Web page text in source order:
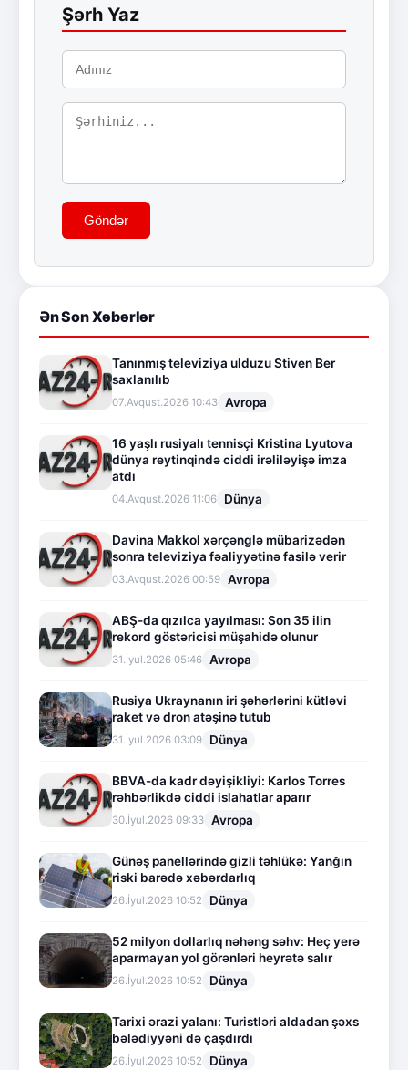
Şərh Yaz
Göndər
Ən Son Xəbərlər
Tanınmış televiziya ulduzu Stiven Ber
saxlanılıb
07.Avqust.2026 10:43 Avropa
16 yaşlı rusiyalı tennisçi Kristina Lyutova
dünya reytinqində ciddi irəliləyişə imza
atdı
04.Avqust.2026 11:06 Dünya
Davina Makkol xərçənglə mübarizədən
sonra televiziya fəaliyyətinə fasilə verir
03.Avqust.2026 00:59 Avropa
ABŞ-da qızılca yayılması: Son 35 ilin
rekord göstəricisi müşahidə olunur
31.İyul.2026 05:46 Avropa
Rusiya Ukraynanın iri şəhərlərini kütləvi
raket və dron atəşinə tutub
31.İyul.2026 03:09 Dünya
BBVA-da kadr dəyişikliyi: Karlos Torres
rəhbərlikdə ciddi islahatlar aparır
30.İyul.2026 09:33 Avropa
Günəş panellərində gizli təhlükə: Yanğın
riski barədə xəbərdarlıq
26.İyul.2026 10:52 Dünya
52 milyon dollarlıq nəhəng səhv: Heç yerə
aparmayan yol görənləri heyrətə salır
26.İyul.2026 10:52 Dünya
Tarixi ərazi yalanı: Turistləri aldadan şəxs
bələdiyyəni də çaşdırdı
26.İyul.2026 10:52 Dünya